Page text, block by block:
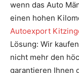
wenn das Auto
einen hohen
Autoexport
Lösung: Wir
nicht mehr den
garantieren Ihnen